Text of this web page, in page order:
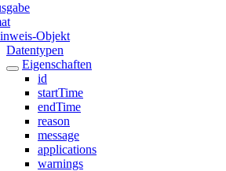
Objekt
Datentypen
Eigenschaften
id
startTime
endTime
reason
message
applications
warnings